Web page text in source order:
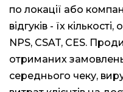
по локації або
відгуків - їх
NPS, CSAT, CES.
отриманих замовлень,
середнього чеку,